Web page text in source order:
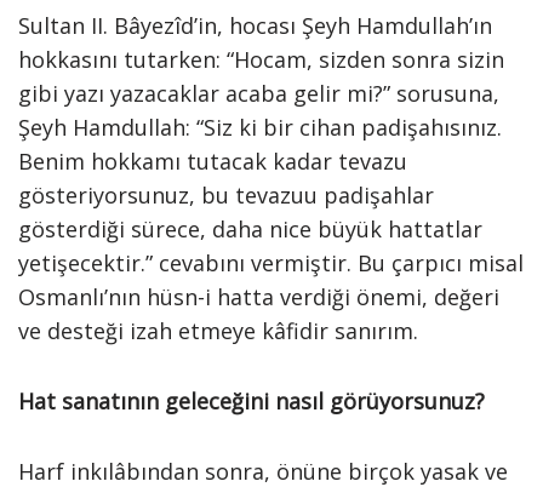
Sultan II. Bâyezîd’in, hocası Şeyh Hamdullah’ın
hokkasını tutarken: “Hocam, sizden sonra sizin
gibi yazı yazacaklar acaba gelir mi?” sorusuna,
Şeyh Hamdullah: “Siz ki bir cihan padişahısınız.
Benim hokkamı tutacak kadar tevazu
gösteriyorsunuz, bu tevazuu padişahlar
gösterdiği sürece, daha nice büyük hattatlar
yetişecektir.” cevabını vermiştir. Bu çarpıcı misal
Osmanlı’nın hüsn-i hatta verdiği önemi, değeri
ve desteği izah etmeye kâfidir sanırım.
Hat sanatının geleceğini nasıl görüyorsunuz?
Harf inkılâbından sonra, önüne birçok yasak ve